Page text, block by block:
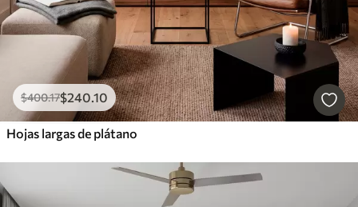
$400.17$240 .10
Hojas largas de plátano